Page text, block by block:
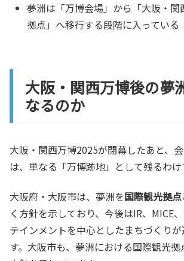
夢洲は「万博会場」から「大阪・関
拠点」へ移行する段階に入っている
大阪・関西万博後の夢
なるのか
大阪・関西万博2025が閉幕したあと、
は、単なる「万博跡地」として残るわけ
大阪府・大阪市は、夢洲を国際観光拠点
く方針を示しており、今後はIR、MICE
テインメントを中心としたまちづくり
す。大阪市も、夢洲における国際観光